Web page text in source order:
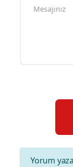
Yorum